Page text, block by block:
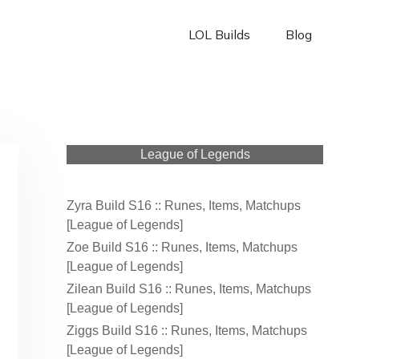
LOL Builds Blog
League of Legends
Zyra Build S16 :: Runes, Items, Matchups
[League of Legends]
Zoe Build S16 :: Runes, Items, Matchups
[League of Legends]
Zilean Build S16 :: Runes, Items, Matchups
[League of Legends]
Ziggs Build S16 :: Runes, Items, Matchups
[League of Legends]